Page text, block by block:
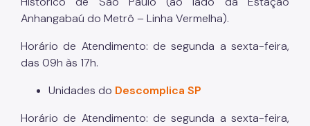
Anhangabaú do Metrô – Linha Vermelha).
Horário de Atendimento: de segunda a sexta-feira,
das 09h às 17h.
Unidades do Descomplica SP
Horário de Atendimento: de segunda a sexta-feira,